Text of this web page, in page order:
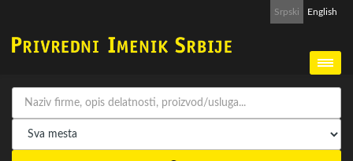
Srpski English